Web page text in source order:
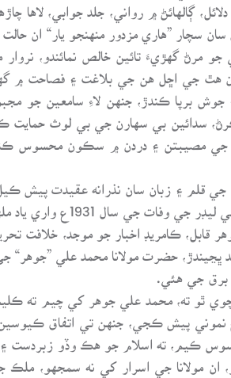
۾ رواني، جلد جوابي، لاها
سچار ”هاري مزدور منهنجو يار“ ان
گهڙيءَ تائين خالص نمائندو، نروار
جي اڇل هن جي بلاغت ۽ فصاحت ۾ گهڻو
برپا ڪندڙ، جنهن لاءِ سامعين جو
سدائين بي سهارن جي بي لوث حمايت
جي مصيبتن ۽ دردن ۾ سڪون محسوس
قلم ۽ زبان سان نذرانه عقيدت پيش
قابل، ڪامريڊ اخبار جو موجد، خلافت
حضرت مولانا محمد علي ”جوهر“
برق جي هئي.
ته، محمد علي جوهر کي چيم ته ڪليسا
پيش ڪجي، جنهن تي اتفاق ڪيوسين،
ڪيم، ته اسلام جو هڪ وڏو زبردست ۽
ان مولانا جي اسرار کي نه سمجهو،